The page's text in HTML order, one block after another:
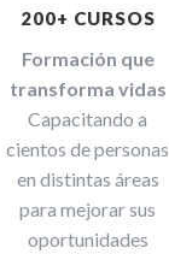
200+ CURSOS
Formación que
transforma vidas
Capacitando a
cientos de personas
en distintas áreas
para mejorar sus
oportunidades